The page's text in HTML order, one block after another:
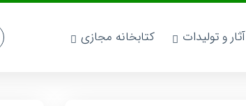
آثار و تولیدات کتابخانه مجازی